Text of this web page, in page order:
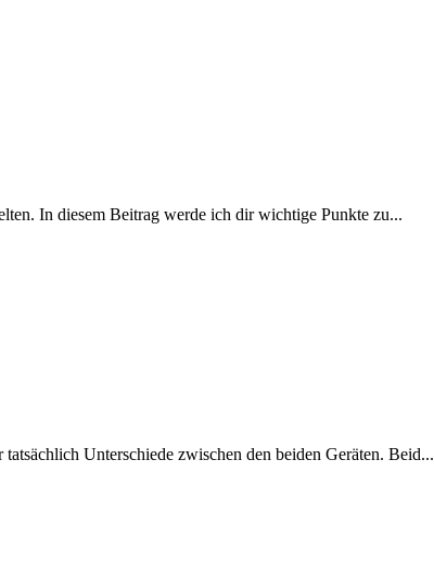
In diesem Beitrag werde ich dir wichtige Punkte zu...
Unterschiede zwischen den beiden Geräten. Beid...